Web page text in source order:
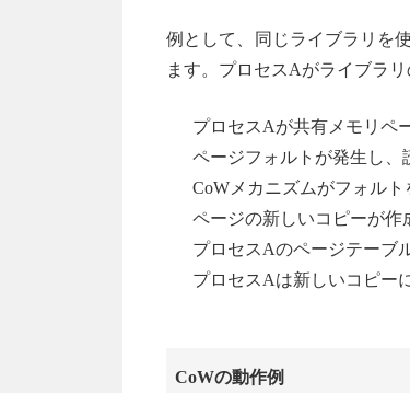
例として、同じライブラリを
ます。プロセスAがライブラ
プロセスAが共有メモリペ
ページフォルトが発生し、
CoWメカニズムがフォルト
ページの新しいコピーが作
プロセスAのページテーブ
プロセスAは新しいコピー
CoWの動作例